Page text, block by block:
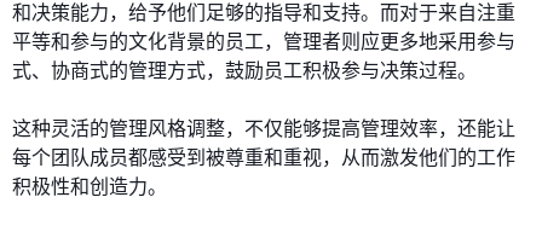
和决策能力，给予他们足够的指导和支持。而对于来自注重
平等和参与的文化背景的员工，管理者则应更多地采用参与
式、协商式的管理方式，鼓励员工积极参与决策过程。
这种灵活的管理风格调整，不仅能够提高管理效率，还能让
每个团队成员都感受到被尊重和重视，从而激发他们的工作
积极性和创造力。